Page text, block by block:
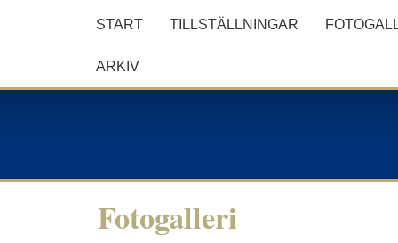
START TILLSTÄLLNINGAR
ARKIV
Fotogalleri